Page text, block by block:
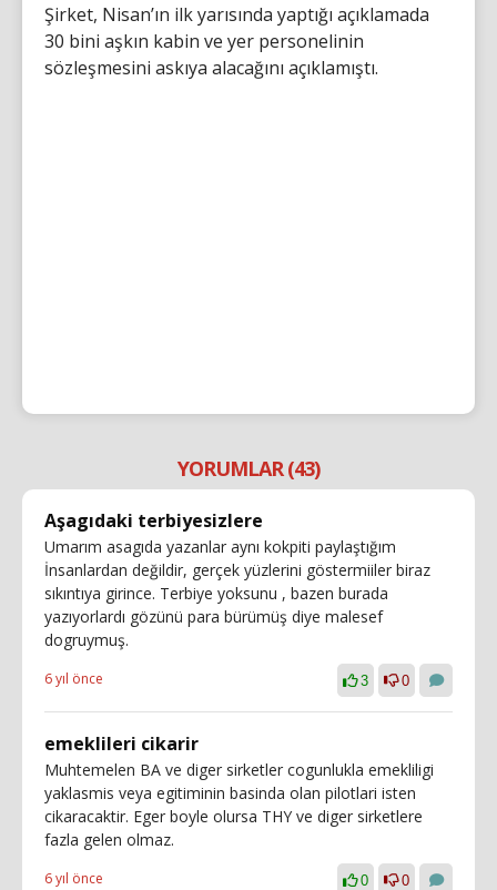
Şirket, Nisan’ın ilk yarısında yaptığı açıklamada
30 bini aşkın kabin ve yer personelinin
sözleşmesini askıya alacağını açıklamıştı.
YORUMLAR (43)
Aşagıdaki terbiyesizlere
Umarım asagıda yazanlar aynı kokpiti paylaştığım
İnsanlardan değildir, gerçek yüzlerini göstermiiler biraz
sıkıntıya girince. Terbiye yoksunu , bazen burada
yazıyorlardı gözünü para bürümüş diye malesef
dogruymuş.
6 yıl önce 3 0
emeklileri cikarir
Muhtemelen BA ve diger sirketler cogunlukla emekliligi
yaklasmis veya egitiminin basinda olan pilotlari isten
cikaracaktir. Eger boyle olursa THY ve diger sirketlere
fazla gelen olmaz.
6 yıl önce 0 0